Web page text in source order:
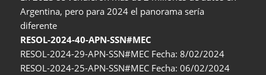
Argentina, pero para 2024 el panorama sería
diferente
RESOL-2024-40-APN-SSN#MEC
RESOL-2024-29-APN-SSN#MEC Fecha: 8/02/2024
RESOL-2024-25-APN-SSN#MEC Fecha: 06/02/2024